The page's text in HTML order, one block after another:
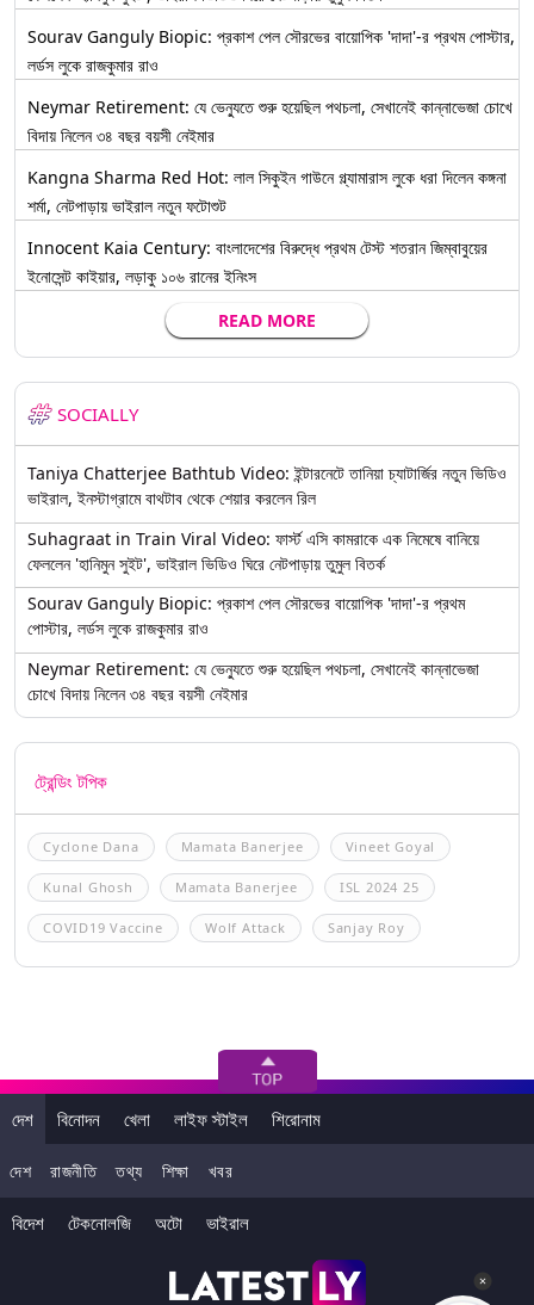
Sourav Ganguly Biopic: প্রকাশ পেল সৌরভের বায়োপিক 'দাদা'-র প্রথম পোস্টার,
লর্ডস লুকে রাজকুমার রাও
Neymar Retirement: যে ভেন্যুতে শুরু হয়েছিল পথচলা, সেখানেই কান্নাভেজা চোখে
বিদায় নিলেন ৩৪ বছর বয়সী নেইমার
Kangna Sharma Red Hot: লাল সিকুইন গাউনে গ্ল্যামারাস লুকে ধরা দিলেন কঙ্গনা
শর্মা, নেটপাড়ায় ভাইরাল নতুন ফটোশুট
Innocent Kaia Century: বাংলাদেশের বিরুদ্ধে প্রথম টেস্ট শতরান জিম্বাবুয়ের
ইনোসেন্ট কাইয়ার, লড়াকু ১০৬ রানের ইনিংস
READ MORE
SOCIALLY
Taniya Chatterjee Bathtub Video: ইন্টারনেটে তানিয়া চ্যাটার্জির নতুন ভিডিও
ভাইরাল, ইনস্টাগ্রামে বাথটাব থেকে শেয়ার করলেন রিল
Suhagraat in Train Viral Video: ফার্স্ট এসি কামরাকে এক নিমেষে বানিয়ে
ফেললেন 'হানিমুন সুইট', ভাইরাল ভিডিও ঘিরে নেটপাড়ায় তুমুল বিতর্ক
Sourav Ganguly Biopic: প্রকাশ পেল সৌরভের বায়োপিক 'দাদা'-র প্রথম
পোস্টার, লর্ডস লুকে রাজকুমার রাও
Neymar Retirement: যে ভেন্যুতে শুরু হয়েছিল পথচলা, সেখানেই কান্নাভেজা
চোখে বিদায় নিলেন ৩৪ বছর বয়সী নেইমার
ট্রেন্ডিং টপিক
Cyclone Dana Mamata Banerjee Vineet Goyal
Kunal Ghosh Mamata Banerjee ISL 2024 25
COVID19 Vaccine Wolf Attack Sanjay Roy
দেশ বিনোদন খেলা লাইফ স্টাইল শিরোনাম
দেশ রাজনীতি তথ্য শিক্ষা খবর
বিদেশ টেকনোলজি অটো ভাইরাল